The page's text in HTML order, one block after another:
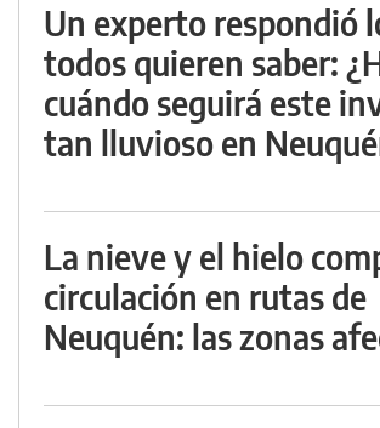
Un experto respondió
todos quieren saber:
cuándo seguirá este
tan lluvioso en
La nieve y el hielo
circulación en rutas de
Neuquén: las zonas